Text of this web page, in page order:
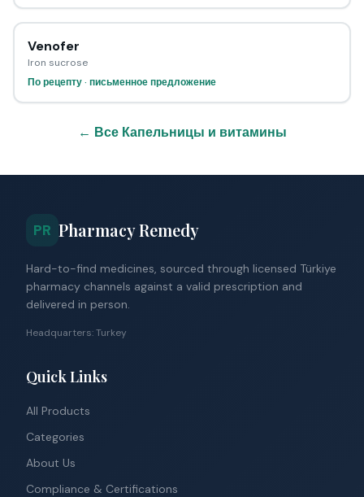
Venofer
Iron sucrose
По рецепту · письменное предложение
← Все Капельницы и витамины
PR Pharmacy Remedy
Hard-to-find medicines, sourced through licensed Türkiye
pharmacy channels against a valid prescription and
delivered in person.
Headquarters: Turkey
Quick Links
All Products
Categories
About Us
Compliance & Certifications